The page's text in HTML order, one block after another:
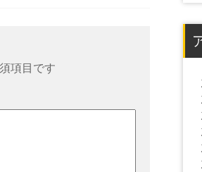
項目です